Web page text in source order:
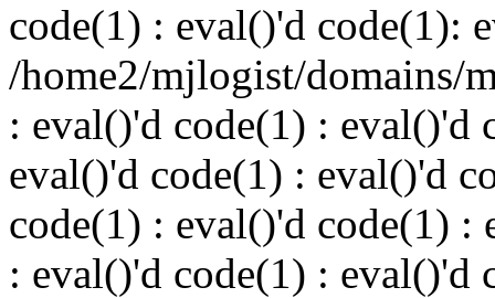
code(1) : eval()'d code(1):
/home2/mjlogist/domains/
: eval()'d code(1) : eval()'d
eval()'d code(1) : eval()'d
code(1) : eval()'d code(1) :
: eval()'d code(1) : eval()'d